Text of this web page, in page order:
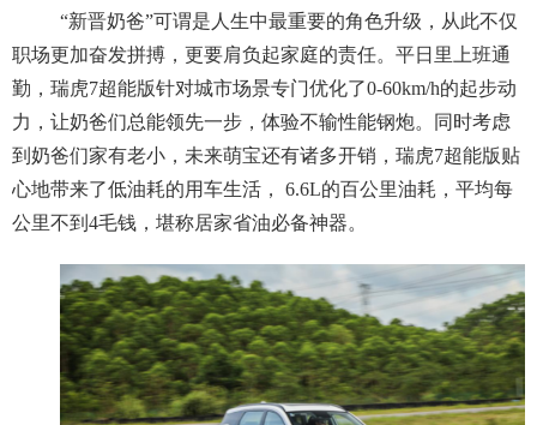
“新晋奶爸”可谓是人生中最重要的角色升级，从此不仅
职场更加奋发拼搏，更要肩负起家庭的责任。平日里上班通
勤，瑞虎7超能版针对城市场景专门优化了0-60km/h的起步动
力，让奶爸们总能领先一步，体验不输性能钢炮。同时考虑
到奶爸们家有老小，未来萌宝还有诸多开销，瑞虎7超能版贴
心地带来了低油耗的用车生活， 6.6L的百公里油耗，平均每
公里不到4毛钱，堪称居家省油必备神器。